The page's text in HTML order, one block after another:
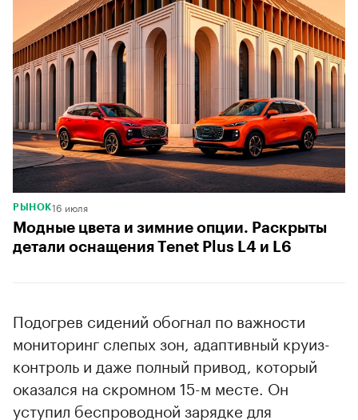
РЫНОК16 июля
Модные цвета и зимние опции. Раскрыты
детали оснащения Tenet Plus L4 и L6
Подогрев сидений обогнал по важности
мониторинг слепых зон, адаптивный круиз-
контроль и даже полный привод, который
оказался на скромном 15-м месте. Он
уступил беспроводной зарядке для